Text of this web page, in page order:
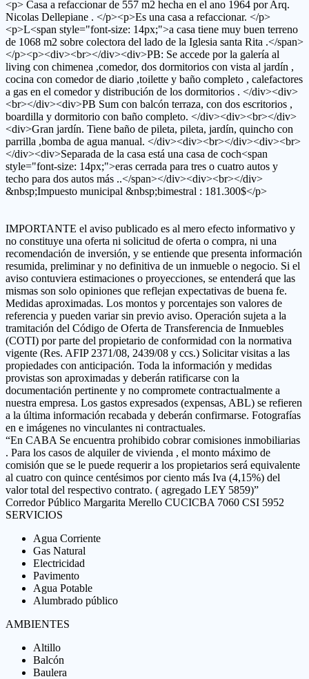
<p> Casa a refaccionar de 557 m2 hecha en el ano 1964 por Arq.
Nicolas Dellepiane . </p><p>Es una casa a refaccionar. </p>
<p>L<span style="font-size: 14px;">a casa tiene muy buen terreno
de 1068 m2 sobre colectora del lado de la Iglesia santa Rita .</span>
</p><p><div><br></div><div>PB: Se accede por la galería al
living con chimenea ,comedor, dos dormitorios con vista al jardín ,
cocina con comedor de diario ,toilette y baño completo , calefactores
a gas en el comedor y distribución de los dormitorios . </div><div>
<br></div><div>PB Sum con balcón terraza, con dos escritorios ,
boardilla y dormitorio con baño completo. </div><div><br></div>
<div>Gran jardín. Tiene baño de pileta, pileta, jardín, quincho con
parrilla ,bomba de agua manual. </div><div><br></div><div><br>
</div><div>Separada de la casa está una casa de coch<span
style="font-size: 14px;">eras cerrada para tres o cuatro autos y
techo para dos autos más ..</span></div><div><br></div>
&nbsp;Impuesto municipal &nbsp;bimestral : 181.300$</p>
IMPORTANTE el aviso publicado es al mero efecto informativo y
no constituye una oferta ni solicitud de oferta o compra, ni una
recomendación de inversión, y se entiende que presenta información
resumida, preliminar y no definitiva de un inmueble o negocio. Si el
aviso contuviera estimaciones o proyecciones, se entenderá que las
mismas son solo opiniones que reflejan expectativas de buena fe.
Medidas aproximadas. Los montos y porcentajes son valores de
referencia y pueden variar sin previo aviso. Operación sujeta a la
tramitación del Código de Oferta de Transferencia de Inmuebles
(COTI) por parte del propietario de conformidad con la normativa
vigente (Res. AFIP 2371/08, 2439/08 y ccs.) Solicitar visitas a las
propiedades con anticipación. Toda la información y medidas
provistas son aproximadas y deberán ratificarse con la
documentación pertinente y no compromete contractualmente a
nuestra empresa. Los gastos expresados (expensas, ABL) se refieren
a la última información recabada y deberán confirmarse. Fotografías
en e imágenes no vinculantes ni contractuales.
“En CABA Se encuentra prohibido cobrar comisiones inmobiliarias
. Para los casos de alquiler de vivienda , el monto máximo de
comisión que se le puede requerir a los propietarios será equivalente
al cuatro con quince centésimos por ciento más Iva (4,15%) del
valor total del respectivo contrato. ( agregado LEY 5859)”
Corredor Público Margarita Merello CUCICBA 7060 CSI 5952
SERVICIOS
Agua Corriente
Gas Natural
Electricidad
Pavimento
Agua Potable
Alumbrado público
AMBIENTES
Altillo
Balcón
Baulera